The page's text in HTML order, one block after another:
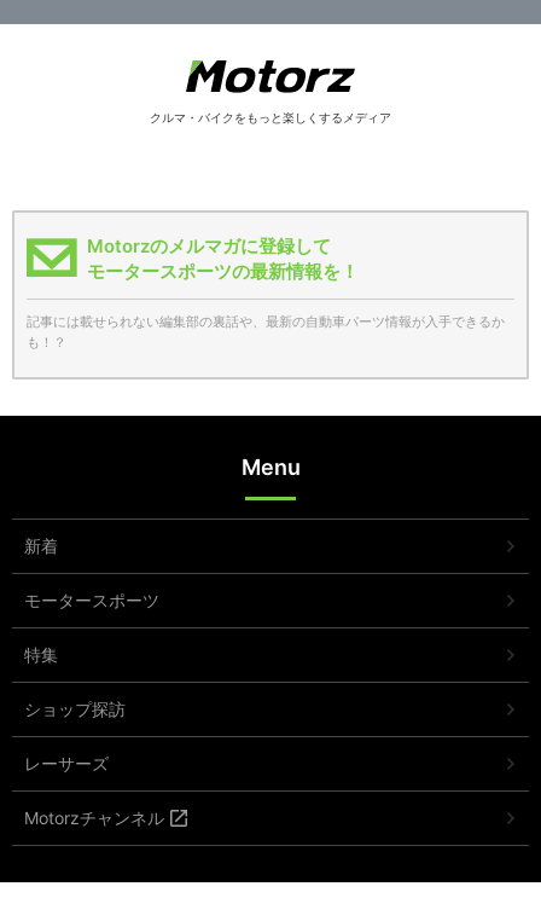
クルマ・バイクをもっと楽しくするメディア
Motorzのメルマガに登録して
モータースポーツの最新情報を！
記事には載せられない編集部の裏話や、最新の自動車パーツ情報が入手できるか
も！？
Menu
新着
モータースポーツ
特集
ショップ探訪
レーサーズ
Motorzチャンネル